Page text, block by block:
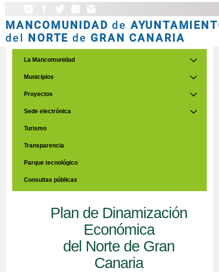
MANCOMUNIDAD de
del NORTE de GRAN CANARIA
La Mancomunidad
Municipios
Proyectos
Sede electrónica
Turismo
Transparencia
Parque tecnológico
Consultas públicas
Plan de Dinamización
Económica
del Norte de Gran
Canaria